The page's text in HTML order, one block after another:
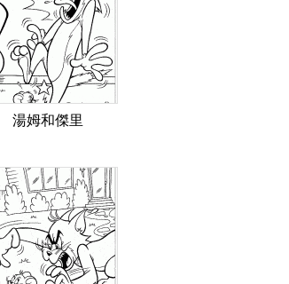
湯姆和傑里